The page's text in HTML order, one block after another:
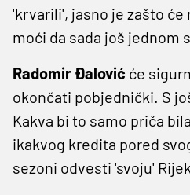
'krvarili', jasno je zašto će
moći da sada još jednom
Radomir Đalović će
okončati pobjednički. S
Kakva bi to samo priča
ikakvog kredita pored
sezoni odvesti 'svoju'